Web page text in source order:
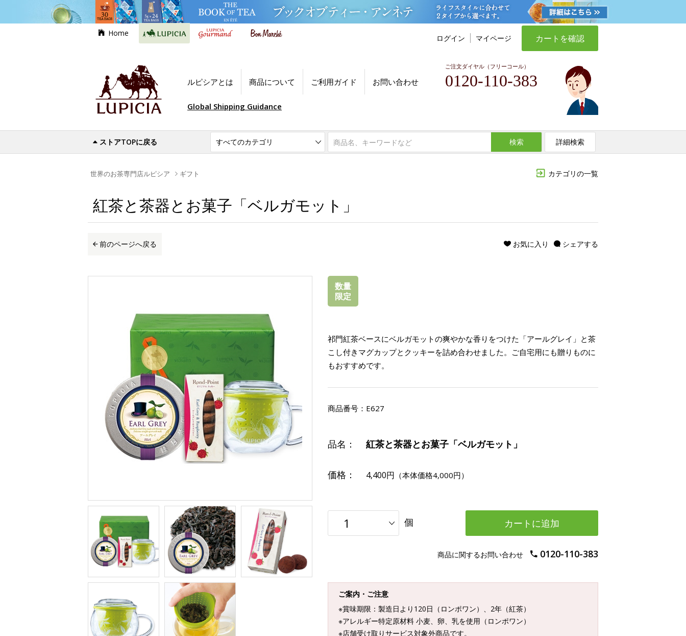
Home
ログイン マイページ カートを確認
ルピシアとは 商品について ご利用ガイド お問い合わせ
ご注文ダイヤル（フリーコール）
0120-110-383
Global Shipping Guidance
ストアTOPに戻る 検索 詳細検索
カテゴリの一覧
世界のお茶専門店ルピシア ギフト
紅茶と茶器とお菓子「ベルガモット」
前のページへ戻る シェアする
お気に入り
数量
限定
祁門紅茶ベースにベルガモットの爽やかな香りをつけた「アールグレイ」と茶
こし付きマグカップとクッキーを詰め合わせました。ご自宅用にも贈りものに
もおすすめです。
商品番号： E627
品名： 紅茶と茶器とお菓子「ベルガモット」
価格： 4,400円 （本体価格4,000円）
個 カートに追加
商品に関するお問い合わせ 0120-110-383
ご案内・ご注意
※賞味期限：製造日より120日（ロンポワン）、2年（紅茶）
※アレルギー特定原材料 小麦、卵、乳を使用（ロンポワン）
※店舗受け取りサービス対象外商品です。